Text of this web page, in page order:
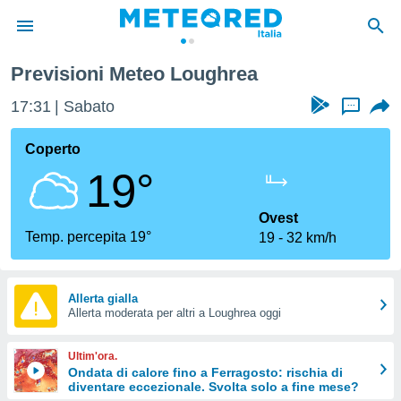
di
per
le
di
Web
le
Previsioni Meteo Loughrea
17:31 Sabato ...
Coperto
19°
Temp. percepita 19°
Ovest
19
32 km/h
Allerta gialla
Allerta moderata per altri a Loughrea oggi
Ultim'ora.
Ondata di calore fino a Ferragosto: rischia di
diventare eccezionale. Svolta solo a fine mese?